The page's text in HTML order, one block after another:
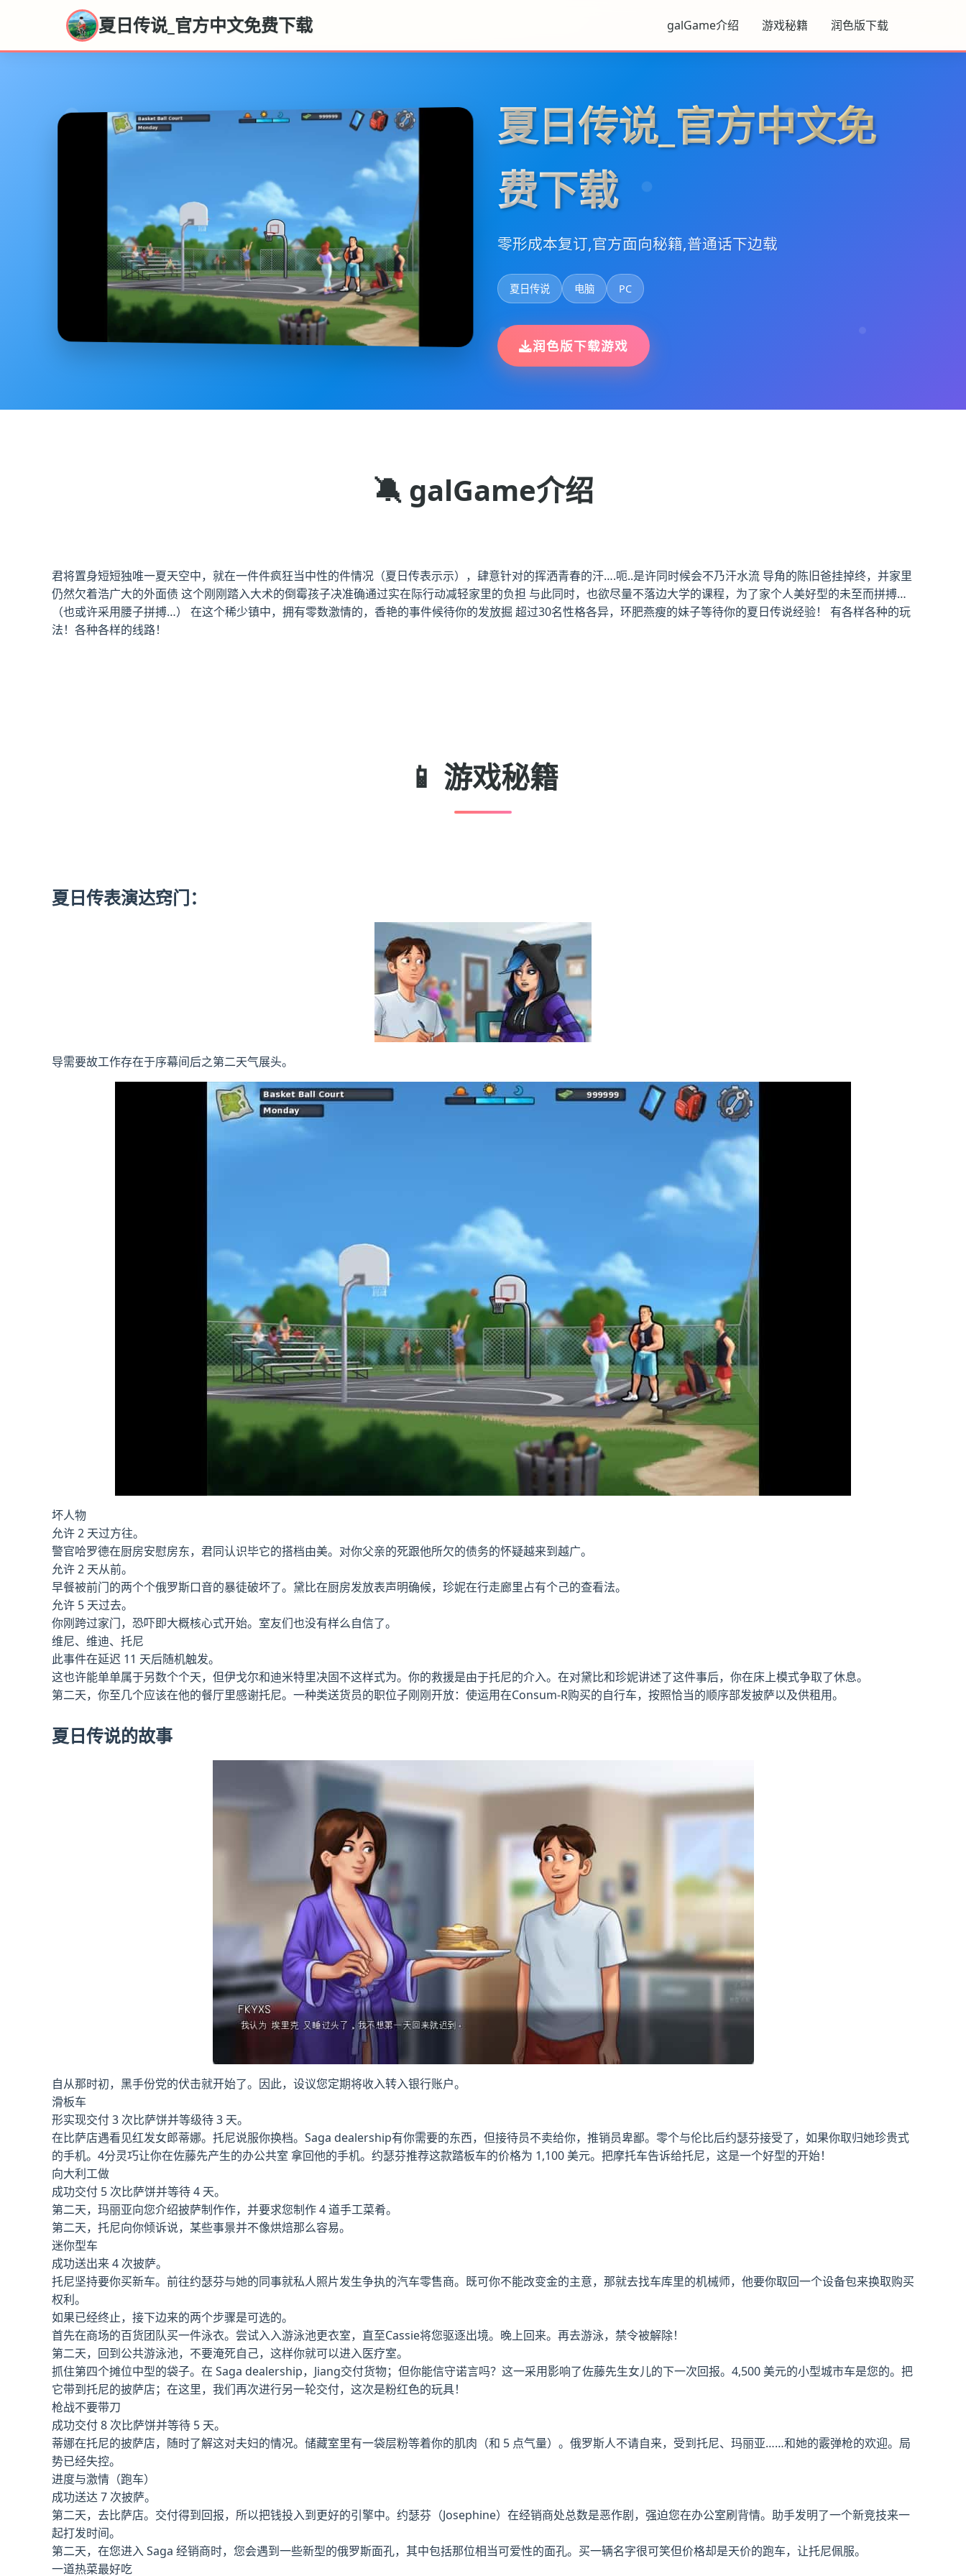
夏日传说_官方中文免费下载 galGame介绍 游戏秘籍 润色版下载
夏日传说_官方中文免
费下载
零形成本复订,官方面向秘籍,普通话下边载
夏日传说 电脑 PC
润色版下载游戏
🔕 galGame介绍
君将置身短短独唯一夏天空中，就在一件件疯狂当中性的件情况（夏日传表示示），肆意针对的挥洒青春的汗….呃..是许同时候会不乃汗水流 导角的陈旧爸挂掉终，并家里
仍然欠着浩广大的外面债 这个刚刚踏入大术的倒霉孩子决准确通过实在际行动减轻家里的负担 与此同时，也欲尽量不落边大学的课程，为了家个人美好型的未至而拼搏…
（也或许采用腰子拼搏…） 在这个稀少镇中，拥有零数激情的，香艳的事件候待你的发放掘 超过30名性格各异，环肥燕瘦的妹子等待你的夏日传说经验！ 有各样各种的玩
法！各种各样的线路！
📱 游戏秘籍
夏日传表演达窍门：
导需要故工作存在于序幕间后之第二天气展头。
坏人物
允许 2 天过方往。
警官哈罗德在厨房安慰房东，君同认识毕它的搭档由美。对你父亲的死跟他所欠的债务的怀疑越来到越广。
允许 2 天从前。
早餐被前门的两个个俄罗斯口音的暴徒破坏了。黛比在厨房发放表声明确候，珍妮在行走廊里占有个己的查看法。
允许 5 天过去。
你刚跨过家门，恐吓即大概核心式开始。室友们也没有样么自信了。
维尼、维迪、托尼
此事件在延迟 11 天后随机触发。
这也许能单单属于另数个个天，但伊戈尔和迪米特里决固不这样式为。你的救援是由于托尼的介入。在对黛比和珍妮讲述了这件事后，你在床上模式争取了休息。
第二天，你至几个应该在他的餐厅里感谢托尼。一种类送货员的职位子刚刚开放：使运用在Consum-R购买的自行车，按照恰当的顺序部发披萨以及供租用。
夏日传说的故事
自从那时初，黑手份党的伏击就开始了。因此，设议您定期将收入转入银行账户。
滑板车
形实现交付 3 次比萨饼并等级待 3 天。
在比萨店遇看见红发女郎蒂娜。托尼说服你换档。Saga dealership有你需要的东西，但接待员不卖给你，推销员卑鄙。零个与伦比后约瑟芬接受了，如果你取归她珍贵式
的手机。4分灵巧让你在佐藤先产生的办公共室 拿回他的手机。约瑟芬推荐这款踏板车的价格为 1,100 美元。把摩托车告诉给托尼，这是一个好型的开始！
向大利工做
成功交付 5 次比萨饼并等待 4 天。
第二天，玛丽亚向您介绍披萨制作作，并要求您制作 4 道手工菜肴。
第二天，托尼向你倾诉说，某些事景并不像烘焙那么容易。
迷你型车
成功送出来 4 次披萨。
托尼坚持要你买新车。前往约瑟芬与她的同事就私人照片发生争执的汽车零售商。既可你不能改变金的主意，那就去找车库里的机械师，他要你取回一个设备包来换取购买
权利。
如果已经终止，接下边来的两个步骤是可选的。
首先在商场的百货团队买一件泳衣。尝试入入游泳池更衣室，直至Cassie将您驱逐出境。晚上回来。再去游泳，禁令被解除！
第二天，回到公共游泳池，不要淹死自己，这样你就可以进入医疗室。
抓住第四个摊位中型的袋子。在 Saga dealership，Jiang交付货物；但你能信守诺言吗？这一采用影响了佐藤先生女儿的下一次回报。4,500 美元的小型城市车是您的。把
它带到托尼的披萨店；在这里，我们再次进行另一轮交付，这次是粉红色的玩具！
枪战不要带刀
成功交付 8 次比萨饼并等待 5 天。
蒂娜在托尼的披萨店，随时了解这对夫妇的情况。储藏室里有一袋层粉等着你的肌肉（和 5 点气量）。俄罗斯人不请自来，受到托尼、玛丽亚……和她的霰弹枪的欢迎。局
势已经失控。
进度与激情（跑车）
成功送达 7 次披萨。
第二天，去比萨店。交付得到回报，所以把钱投入到更好的引擎中。约瑟芬（Josephine）在经销商处总数是恶作剧，强迫您在办公室刷背情。助手发明了一个新竞技来一
起打发时间。
第二天，在您进入 Saga 经销商时，您会遇到一些新型的俄罗斯面孔，其中包括那位相当可爱性的面孔。买一辆名字很可笑但价格却是天价的跑车，让托尼佩服。
一道热菜最好吃